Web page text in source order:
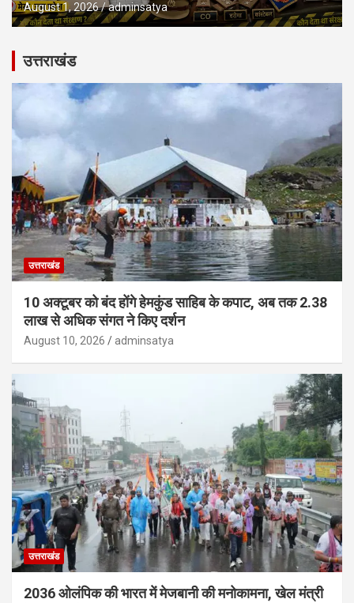
August 1, 2026 adminsatya
उत्तराखंड
उत्तराखंड
10 अक्टूबर को बंद होंगे हेमकुंड साहिब के कपाट, अब तक 2.38
लाख से अधिक संगत ने किए दर्शन
August 10, 2026 adminsatya
उत्तराखंड
2036 ओलंपिक की भारत में मेजबानी की मनोकामना, खेल मंत्री